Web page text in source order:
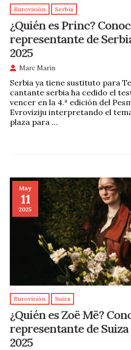
Eurovisión Serbia
¿Quién es Princ?
representante de
2025
Marc Marín
Serbia ya tiene sustituto para
cantante serbia ha cedido el
vencer en la 4.ª edición del
Evroviziju interpretando el
plaza para …
May
11
2025
Eurovisión Suiza
¿Quién es Zoë Më?
representante de
2025